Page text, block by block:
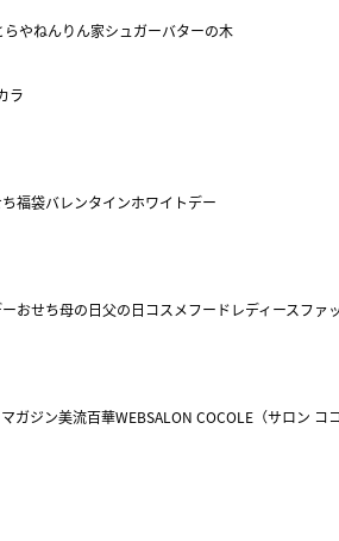
らやねんりん家シュガーバターの木
ラ
福袋バレンタインホワイトデー
おせち母の日父の日 コスメフードレディースファ
ガジン美流百華WEBSALON COCOLE（サロン ココ